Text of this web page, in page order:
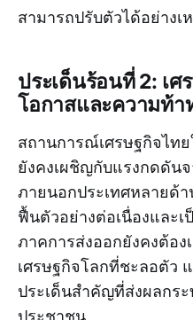
สามารถปรับตัวได้อย่างเ
ประเด็นร้อนที่ 2: เ
โอกาสและความท้า
สถานการณ์เศรษฐกิจไท
ยังคงเผชิญกับแรงกดดัน
ภายนอกประเทศหลายด้
ฟื้นตัวอย่างต่อเนื่องและ
ภาคการส่งออกยังคงต้อ
เศรษฐกิจโลกที่ชะลอตัว
ประเด็นสำคัญที่ส่งผลกร
ประชาชน